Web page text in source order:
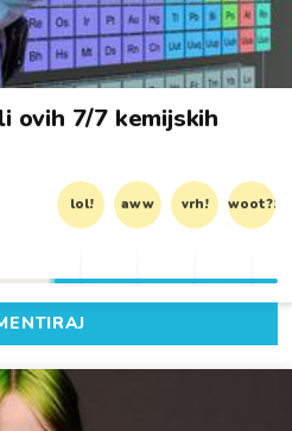
ovih 7/7 kemijskih
lol! aww vrh! woot?!